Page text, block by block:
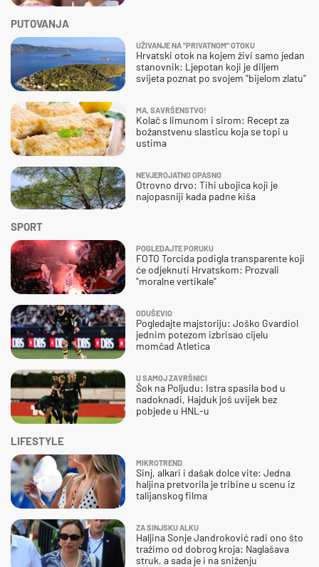
SPORT
POGLEDAJTE PORUKU
FOTO Torcida podigla transparente koji
će odjeknuti Hrvatskom: Prozvali
"moralne vertikale"
ODUŠEVIO
Pogledajte majstoriju: Joško Gvardiol
jednim potezom izbrisao cijelu
momčad Atletica
U SAMOJ ZAVRŠNICI
Šok na Poljudu: Istra spasila bod u
nadoknadi, Hajduk još uvijek bez
pobjede u HNL-u
PUTOVANJA
UŽIVANJE NA "PRIVATNOM" OTOKU
Hrvatski otok na kojem živi samo jedan
stanovnik: Ljepotan koji je diljem
svijeta poznat po svojem "bijelom zlatu"
MA, SAVRŠENSTVO!
Kolač s limunom i sirom: Recept za
božanstvenu slasticu koja se topi u
ustima
NEVJEROJATNO OPASNO
Otrovno drvo: Tihi ubojica koji je
najopasniji kada padne kiša
LIFESTYLE
MIKROTREND
Sinj, alkari i dašak dolce vite: Jedna
haljina pretvorila je tribine u scenu iz
talijanskog filma
ZA SINJSKU ALKU
Haljina Sonje Jandroković radi ono što
tražimo od dobrog kroja: Naglašava
struk, a sada je i na sniženju